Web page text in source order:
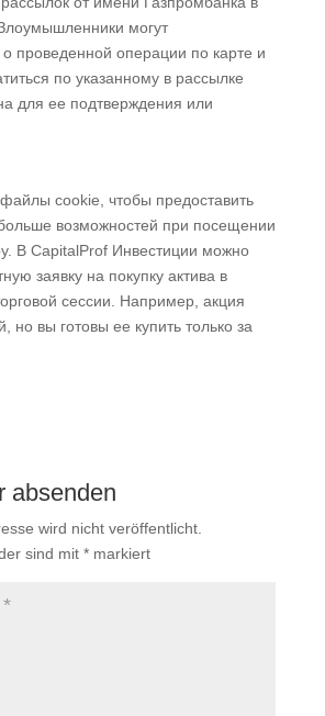
могут
проведенной операции по карте и
по указанному в рассылке
для ее подтверждения или
cookie, чтобы предоставить
возможностей при посещении
В CapitalProf Инвестиции можно
заявку на покупку актива в
сессии. Например, акция
но вы готовы ее купить только за
absenden
wird nicht veröffentlicht.
sind mit *markiert